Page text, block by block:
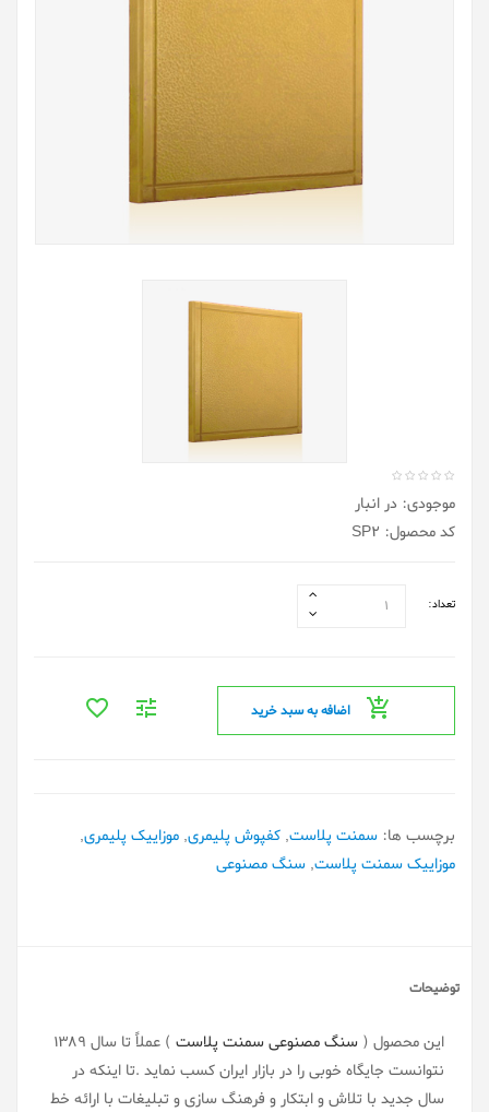
موجودی: در انبار
کد محصول: SP2
تعداد:
اضافه به سبد خرید
برچسب ها: سمنت پلاست, کفپوش پلیمری, موزاییک پلیمری,
موزاییک سمنت پلاست, سنگ مصنوعی
توضیحات
این محصول ( سنگ مصنوعی سمنت پلاست
) عملاً تا سال ۱۳۸۹
نتوانست جایگاه خوبی را در بازار ایران کسب نماید .تا اینکه در
سال جدید با تلاش و ابتکار و فرهنگ سازی و تبلیغات با ارائه خط